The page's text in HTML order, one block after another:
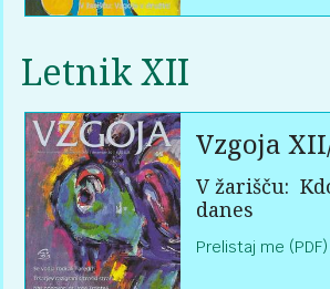
Letnik XII
Vzgoja
V žarišču:
danes
Prelistaj me (PDF)